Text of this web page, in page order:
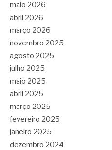
maio 2026
abril 2026
março 2026
novembro 2025
agosto 2025
julho 2025
maio 2025
abril 2025
março 2025
fevereiro 2025
janeiro 2025
dezembro 2024